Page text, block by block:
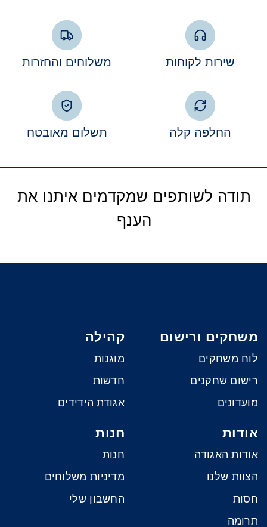
שירות לקוחות משלוחים והחזרות
החלפה קלה תשלום מאובטח
תודה לשותפים שמקדמים איתנו את
הענף
משחקים ורישום
לוח משחקים
רישום שחקנים
מועדונים
קהילה
מוגנות
חדשות
אגודת הידידים
אודות
אודות האגודה
הצוות שלנו
חסות
תרומה
חנות
חנות
מדיניות משלוחים
החשבון שלי